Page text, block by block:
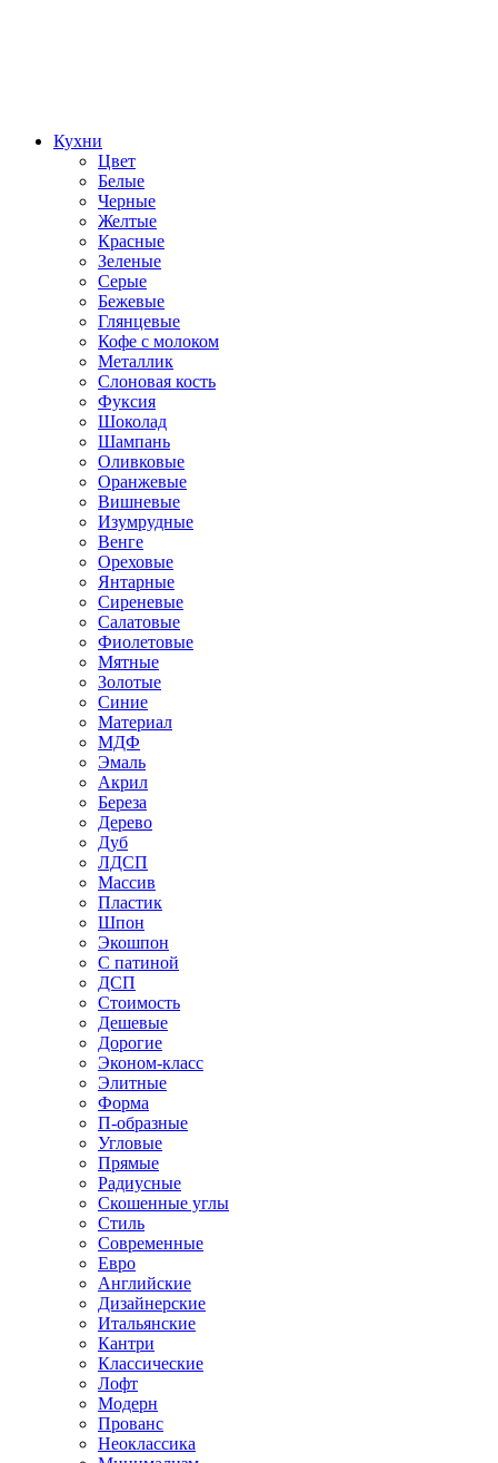
Кухни
Цвет
Белые
Черные
Желтые
Красные
Зеленые
Серые
Бежевые
Глянцевые
Кофе с молоком
Металлик
Слоновая кость
Фуксия
Шоколад
Шампань
Оливковые
Оранжевые
Вишневые
Изумрудные
Венге
Ореховые
Янтарные
Сиреневые
Салатовые
Фиолетовые
Мятные
Золотые
Синие
Материал
МДФ
Эмаль
Акрил
Береза
Дерево
Дуб
ЛДСП
Массив
Пластик
Шпон
Экошпон
С патиной
ДСП
Стоимость
Дешевые
Дорогие
Эконом-класс
Элитные
Форма
П-образные
Угловые
Прямые
Радиусные
Скошенные углы
Стиль
Современные
Евро
Английские
Дизайнерские
Итальянские
Кантри
Классические
Лофт
Модерн
Прованс
Неоклассика